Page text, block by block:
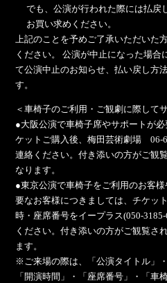
でも、公演が行われた際には払戻
お買い求めください。
上記のことを予めご了承いただいた
ください。 公演が中止になった場
て公演中止のお知らせ、払い戻し方
す。
＜車椅子のご利用・ご観劇に際して
●大阪公演で車椅子席やサポートが
ケットご購入後、梅田芸術劇場 06-
連絡ください。付き添いの方がご観
なります。
●東京公演で車椅子をご利用のお客
要なお客様につきましては、チケッ
時・座席番号をイープラス(050-
ください。付き添いの方がご観覧さ
ます。
※ご来場の際は、「公演タイトル」
「開演時間」・「座席番号」・「車